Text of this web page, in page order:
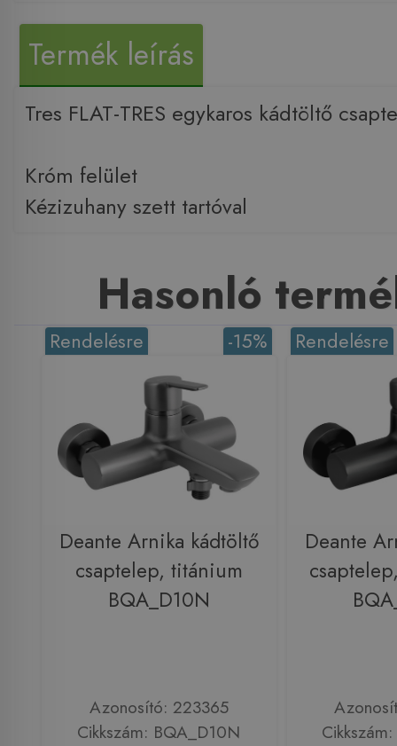
Termék leírás
Tres FLAT-TRES egykaros kádtöltő
Króm felület
Kézizuhany szett tartóval
Hasonló
-15%
Rendelésre
Deante Arnika kádtöltő
csaptelep, titánium
BQA_D10N
Azonosító: 223365
Cikkszám: BQA_D10N
Rendelésre
Deante